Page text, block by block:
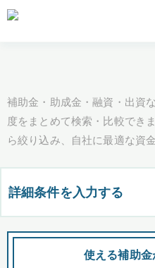
補助金・助成金・融資・出資
度をまとめて検索・比較でき
ら絞り込み、自社に最適な資
詳細条件を入力する
都道府県
使える補助